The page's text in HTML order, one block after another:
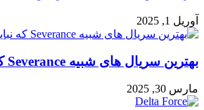
آوریل 1, 2025
بهترین سریال های شبیه Severance که نباید از دست بدهید
مارس 30, 2025